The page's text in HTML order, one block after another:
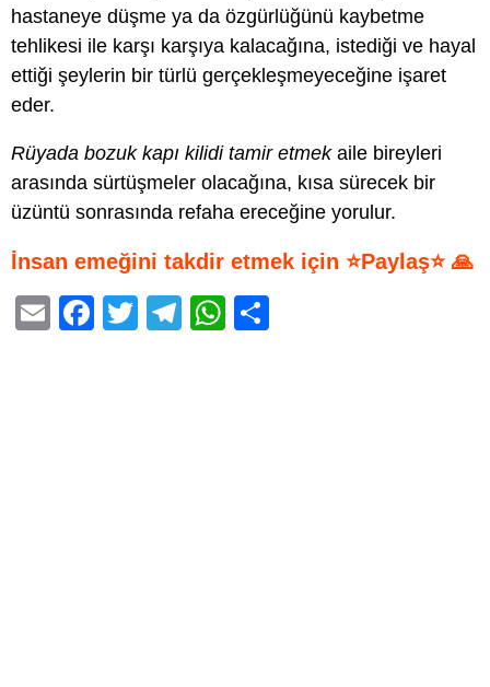
hastaneye düşme ya da özgürlüğünü kaybetme
tehlikesi ile karşı karşıya kalacağına, istediği ve hayal
ettiği şeylerin bir türlü gerçekleşmeyeceğine işaret
eder.
Rüyada bozuk kapı kilidi tamir etmekaile bireyleri
arasında sürtüşmeler olacağına, kısa sürecek bir
üzüntü sonrasında refaha ereceğine yorulur.
İnsan emeğini takdir etmek için ⭐Paylaş⭐ 🙏
E
F
T
T
W